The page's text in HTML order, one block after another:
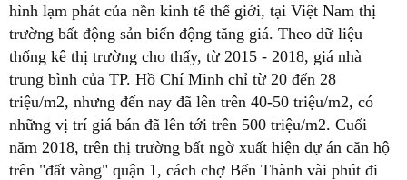
hình lạm phát của nền kinh tế thế giới, tại Việt Nam thị
trường bất động sản biến động tăng giá. Theo dữ liệu
thống kê thị trường cho thấy, từ 2015 - 2018, giá nhà
trung bình của TP. Hồ Chí Minh chỉ từ 20 đến 28
triệu/m2, nhưng đến nay đã lên trên 40-50 triệu/m2, có
những vị trí giá bán đã lên tới trên 500 triệu/m2. Cuối
năm 2018, trên thị trường bất ngờ xuất hiện dự án căn hộ
trên "đất vàng" quận 1, cách chợ Bến Thành vài phút đi